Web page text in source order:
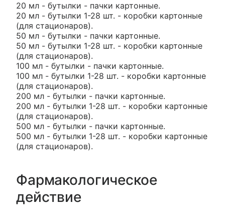
20 мл - бутылки - пачки картонные.
20 мл - бутылки 1-28 шт. - коробки картонные
(для стационаров).
50 мл - бутылки - пачки картонные.
50 мл - бутылки 1-28 шт. - коробки картонные
(для стационаров).
100 мл - бутылки - пачки картонные.
100 мл - бутылки 1-28 шт. - коробки картонные
(для стационаров).
200 мл - бутылки - пачки картонные.
200 мл - бутылки 1-28 шт. - коробки картонные
(для стационаров).
500 мл - бутылки - пачки картонные.
500 мл - бутылки 1-28 шт. - коробки картонные
(для стационаров).
Фармакологическое
действие